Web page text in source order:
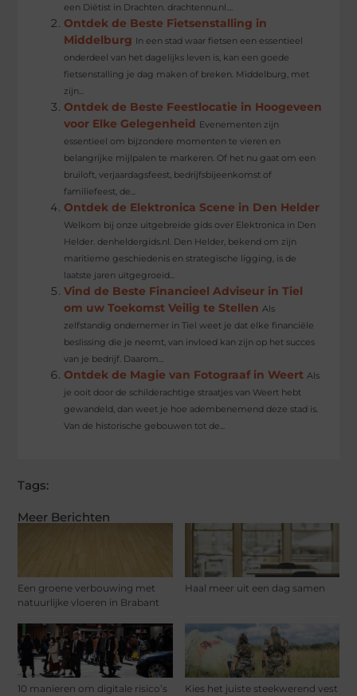
Meer Berichten
Een groene verbouwing met
natuurlijke vloeren in Brabant
Haal meer uit een dag samen
10 manieren om digitale risico’s
Kies het juiste steekwerend vest
een Diëtist in Drachten. drachtennu.nl....
Ontdek de Beste Fietsenstalling in
Middelburg In een stad waar fietsen een essentieel
onderdeel van het dagelijks leven is, kan een goede
fietsenstalling je dag maken of breken. Middelburg, met
zijn...
Ontdek de Beste Feestlocatie in Hoogeveen
voor Elke Gelegenheid Evenementen zijn
essentieel om bijzondere momenten te vieren en
belangrijke mijlpalen te markeren. Of het nu gaat om een
bruiloft, verjaardagsfeest, bedrijfsbijeenkomst of
familiefeest, de...
Ontdek de Elektronica Scene in Den Helder
Welkom bij onze uitgebreide gids over Elektronica in Den
Helder. denheldergids.nl. Den Helder, bekend om zijn
maritieme geschiedenis en strategische ligging, is de
laatste jaren uitgegroeid...
Vind de Beste Financieel Adviseur in Tiel
om uw Toekomst Veilig te Stellen Als
zelfstandig ondernemer in Tiel weet je dat elke financiële
beslissing die je neemt, van invloed kan zijn op het succes
van je bedrijf. Daarom...
Ontdek de Magie van Fotograaf in Weert Als
je ooit door de schilderachtige straatjes van Weert hebt
gewandeld, dan weet je hoe adembenemend deze stad is.
Van de historische gebouwen tot de...
Tags: